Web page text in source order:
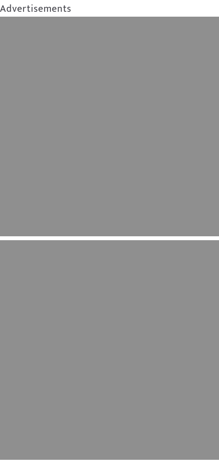
Advertisements